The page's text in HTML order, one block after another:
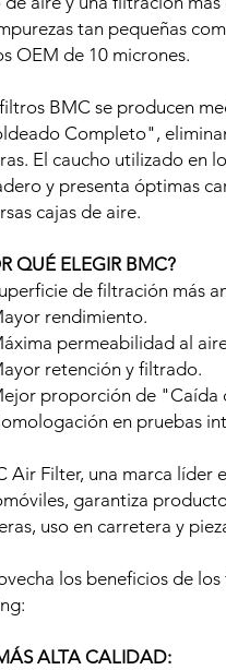
tan pequeñas
OEM de 10 micrones.
BMC se producen
Completo",
El caucho utilizado en
y presenta óptimas
cajas de aire.
QUÉ ELEGIR BMC?
de filtración más
rendimiento.
permeabilidad al
retención y filtrado.
proporción de "Caída
en pruebas
Air Filter, una marca líder
garantiza
uso en carretera y
los beneficios de
ALTA CALIDAD: